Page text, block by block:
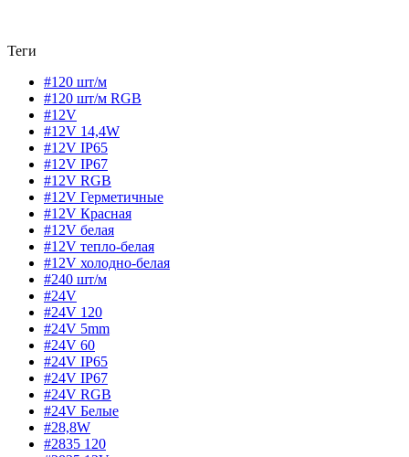
Теги
#120 шт/м
#120 шт/м RGB
#12V
#12V 14,4W
#12V IP65
#12V IP67
#12V RGB
#12V Герметичные
#12V Красная
#12V белая
#12V тепло-белая
#12V холодно-белая
#240 шт/м
#24V
#24V 120
#24V 5mm
#24V 60
#24V IP65
#24V IP67
#24V RGB
#24V Белые
#28,8W
#2835 120